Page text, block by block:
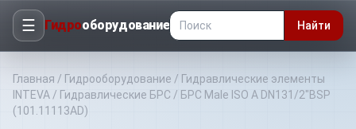
☰ Гидрооборудование Найти
Главная / Гидрооборудование / Гидравлические элементы
INTEVA / Гидравлические БРС / БРС Male ISO A DN131/2"BSP
(101.11113AD)